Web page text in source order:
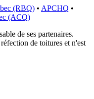
(RBQ) • APCHQ •
(ACQ)
de ses partenaires.
de toitures et n'est